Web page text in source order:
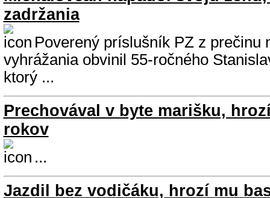
zadržania
Poverený príslušník PZ z prečinu
vyhrážania obvinil 55-ročného
ktorý ...
Prechovával v byte marišku,
rokov
...
Jazdil bez vodičáku, hrozí mu